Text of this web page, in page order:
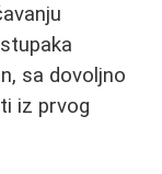
sa dovoljno
iz prvog